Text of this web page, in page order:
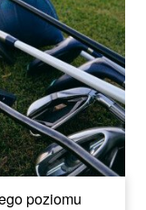
poziomu